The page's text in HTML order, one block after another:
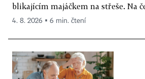
blikajícím majáčkem na střeše. Na
4. 8. 2026 ▪ 6 min. čtení